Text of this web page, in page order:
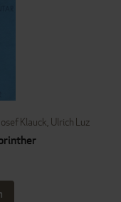
Klauck, Ulrich Luz